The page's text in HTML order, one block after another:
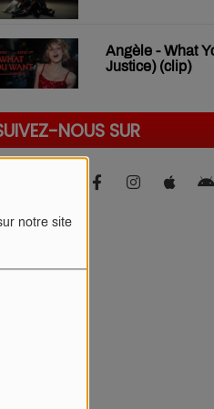
notre site
Angèle - What
Justice) (clip)
NOUS SUR